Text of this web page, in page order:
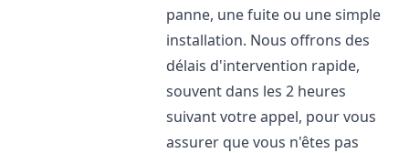
panne, une fuite ou une simple
installation. Nous offrons des
délais d'intervention rapide,
souvent dans les 2 heures
suivant votre appel, pour vous
assurer que vous n'êtes pas